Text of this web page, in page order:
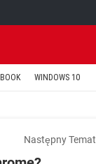
WINDOWS 10
Następny Temat